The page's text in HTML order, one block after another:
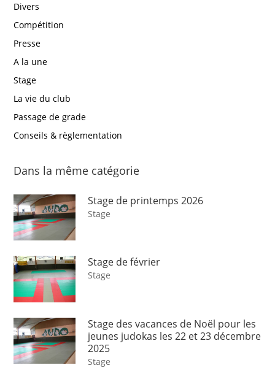
Divers
Compétition
Presse
A la une
Stage
La vie du club
Passage de grade
Conseils & règlementation
Dans la même catégorie
Stage de printemps 2026
Stage
Stage de février
Stage
Stage des vacances de Noël pour les
jeunes judokas les 22 et 23 décembre
2025
Stage